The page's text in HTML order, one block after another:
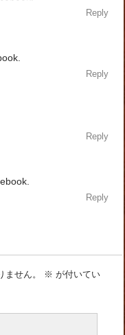
Reply
Reply
Reply
Reply
せん。 ※ が付いてい